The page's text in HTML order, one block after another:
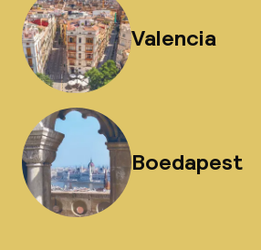
Valencia
Boedapest